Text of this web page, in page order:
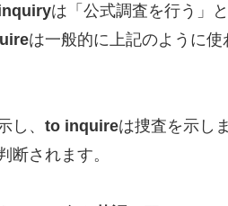
は「公式調査を行う」
は一般的に上記のように使
し、 to inquireは捜査を示し
断されます。